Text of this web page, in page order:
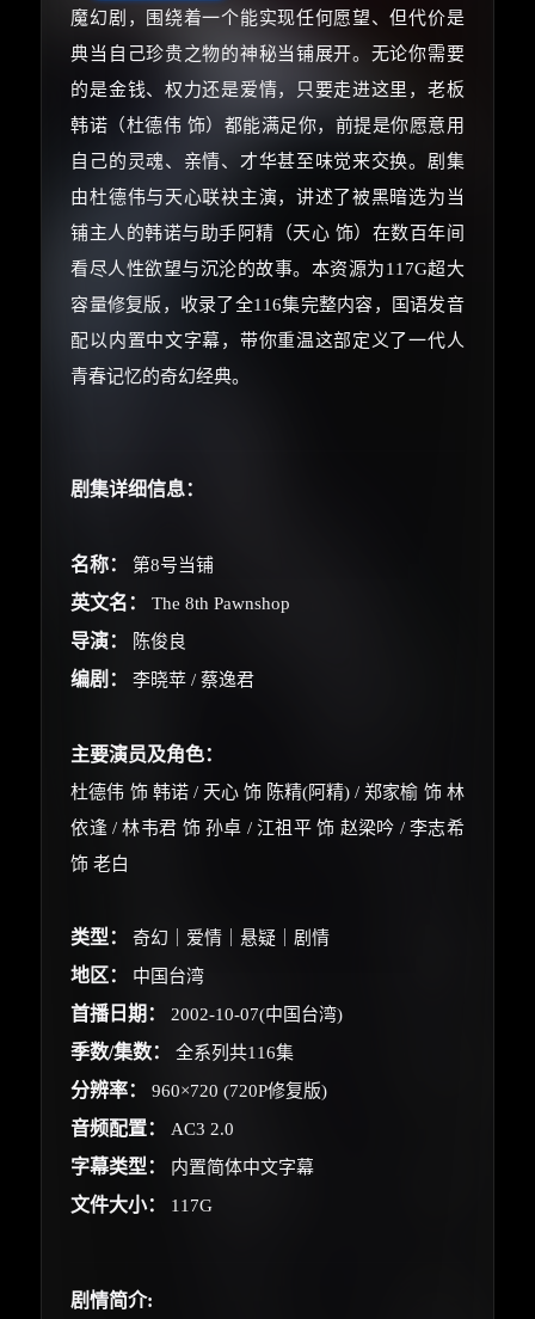
魔幻剧，围绕着一个能实现任何愿望、但代价是
典当自己珍贵之物的神秘当铺展开。无论你需要
的是金钱、权力还是爱情，只要走进这里，老板
韩诺（杜德伟 饰）都能满足你，前提是你愿意用
自己的灵魂、亲情、才华甚至味觉来交换。剧集
由杜德伟与天心联袂主演，讲述了被黑暗选为当
铺主人的韩诺与助手阿精（天心 饰）在数百年间
看尽人性欲望与沉沦的故事。本资源为117G超大
容量修复版，收录了全116集完整内容，国语发音
配以内置中文字幕，带你重温这部定义了一代人
青春记忆的奇幻经典。
剧集详细信息：
名称： 第8号当铺
英文名： The 8th Pawnshop
导演： 陈俊良
编剧： 李晓苹 / 蔡逸君
主要演员及角色：
杜德伟 饰 韩诺 / 天心 饰 陈精(阿精) / 郑家榆 饰 林
依逢 / 林韦君 饰 孙卓 / 江祖平 饰 赵梁吟 / 李志希
饰 老白
类型： 奇幻｜爱情｜悬疑｜剧情
地区： 中国台湾
首播日期： 2002-10-07(中国台湾)
季数/集数： 全系列共116集
分辨率： 960×720 (720P修复版)
音频配置： AC3 2.0
字幕类型： 内置简体中文字幕
文件大小： 117G
剧情简介:
🧧 福利领取站